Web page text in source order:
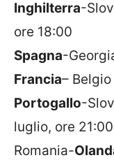
Inghilterra-
ore 18:00
Spagna-
Francia–
Portogallo-
luglio, ore 21:00
Romania-